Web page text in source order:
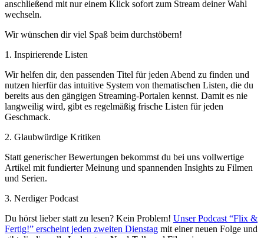
anschließend mit nur einem Klick sofort zum Stream deiner Wahl
wechseln.
Wir wünschen dir viel Spaß beim durchstöbern!
1. Inspirierende Listen
Wir helfen dir, den passenden Titel für jeden Abend zu finden und
nutzen hierfür das intuitive System von thematischen Listen, die du
bereits aus den gängigen Streaming-Portalen kennst. Damit es nie
langweilig wird, gibt es regelmäßig frische Listen für jeden
Geschmack.
2. Glaubwürdige Kritiken
Statt generischer Bewertungen bekommst du bei uns vollwertige
Artikel mit fundierter Meinung und spannenden Insights zu Filmen
und Serien.
3. Nerdiger Podcast
Du hörst lieber statt zu lesen? Kein Problem! Unser Podcast “Flix &
Fertig!” erscheint jeden zweiten Dienstag mit einer neuen Folge und